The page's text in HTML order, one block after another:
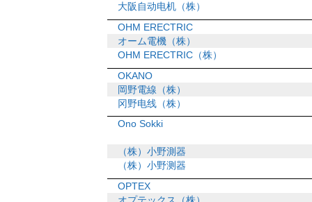
大阪自动电机（株）
OHM ERECTRIC
オーム電機（株）
OHM ERECTRIC（株）
OKANO
岡野電線（株）
冈野电线（株）
Ono Sokki
（株）小野測器
（株）小野测器
OPTEX
オプテックス（株）